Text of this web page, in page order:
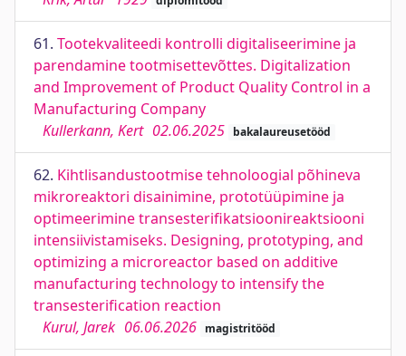
61. Tootekvaliteedi kontrolli digitaliseerimine ja
parendamine tootmisettevõttes. Digitalization
and Improvement of Product Quality Control in a
Manufacturing Company
Kullerkann, Kert 02.06.2025 bakalaureusetööd
62. Kihtlisandustootmise tehnoloogial põhineva
mikroreaktori disainimine, prototüüpimine ja
optimeerimine transesterifikatsioonireaktsiooni
intensiivistamiseks. Designing, prototyping, and
optimizing a microreactor based on additive
manufacturing technology to intensify the
transesterification reaction
Kurul, Jarek 06.06.2026 magistritööd